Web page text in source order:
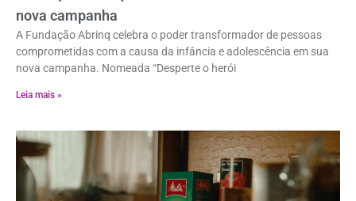
nova campanha
A Fundação Abrinq celebra o poder transformador de pessoas
comprometidas com a causa da infância e adolescência em sua
nova campanha. Nomeada “Desperte o herói
Leia mais »